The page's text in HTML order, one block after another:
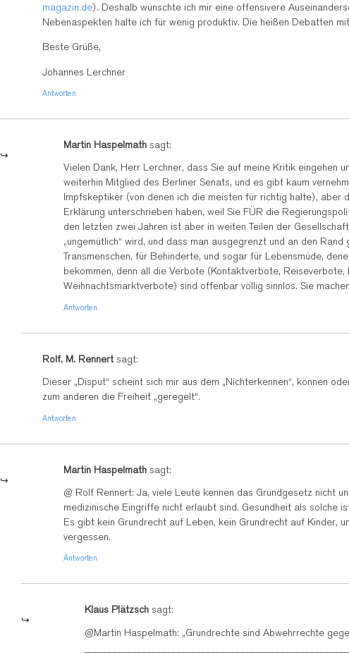
magazin.de). Deshalb wünschte ich mir eine offensivere
Nebenaspekten halte ich für wenig produktiv. Die heißen Debatten
Beste Grüße,
Johannes Lerchner
Antworten
Martin Haspelmath sagt:
Vielen Dank, Herr Lerchner, dass Sie auf meine Kritik eingehen
weiterhin Mitglied des Berliner Senats, und es gibt kaum
Impfskeptiker (von denen ich die meisten für richtig halte), aber
Erklärung unterschrieben haben, weil Sie FÜR die
den letzten zwei Jahren ist aber in weiten Teilen der
„ungemütlich“ wird, und dass man ausgegrenzt und an den
Transmenschen, für Behinderte, und sogar für Lebensmüde,
bekommen, denn all die Verbote (Kontaktverbote,
Weihnachtsmarktverbote) sind offenbar völlig sinnlos. Sie
Antworten
Rolf. M. Rennert sagt:
Dieser „Disput“ scheint sich mir aus dem „Nichterkennen“, können
zum anderen die Freiheit „geregelt“.
Antworten
Martin Haspelmath sagt:
@ Rolf Rennert: Ja, viele Leute kennen das Grundgesetz nicht
medizinische Eingriffe nicht erlaubt sind. Gesundheit als solche
Es gibt kein Grundrecht auf Leben, kein Grundrecht auf Kinder,
vergessen.
Antworten
Klaus Plätzsch sagt:
@Martin Haspelmath: „Grundrechte sind Abwehrrechte